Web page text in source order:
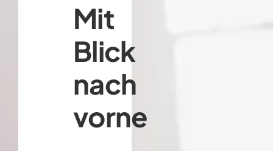
Mit
Blick
nach
vorne